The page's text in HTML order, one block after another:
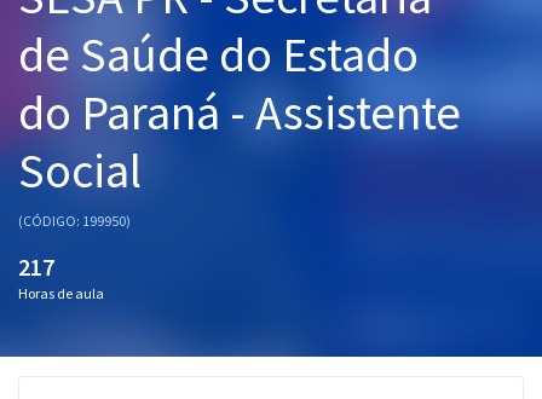
Graduação
Mentorias
Conteúdo gratuito
de Saúde do Estado
do Paraná - Assistente
Social
(CÓDIGO: 199950)
217
Horas de aula